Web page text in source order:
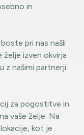
in
pri nas našli
izven okvirja
z našimi partnerji
za pogostitve in
vaše želje. Na
kot je